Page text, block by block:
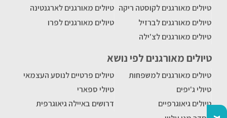
טיולים מאורגנים לקוסטה ריקה טיולים מאורגנים לארגנטינה
טיולים מאורגנים לברזיל
טיולים מאורגנים לפרו
טיולים מאורגנים לצ'ילה
טיולים מאורגנים לפי נושא
טיולים מאורגנים למשפחות
טיולים פרטיים לנוסע העצמאי
טיולי ג'יפים
טיולי ספארי
טיולים גיאוגרפיים
דרושים באיילה גיאוגרפית